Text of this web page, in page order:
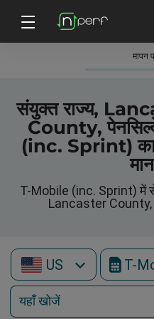
मापन
संयुक्त राज्य,
County,
(inc. Sprint) का
T-Mobile (inc. Sprint) में
Lancaster County,
US